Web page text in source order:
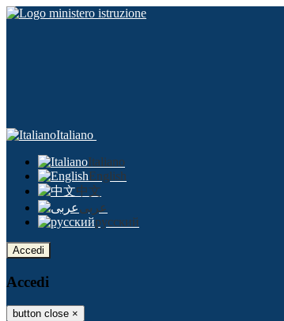
Italiano
Italiano
English
中文
عربى
русский
Accedi
Accedi
button close ×